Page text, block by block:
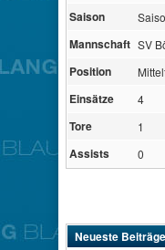
Saison
Mannschaft SV
Position
Einsätze 4
Tore 1
Assists 0
Neueste Beiträge